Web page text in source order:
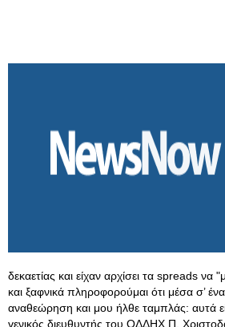
δεκαετίας και είχαν αρχίσει τα spreads
και ξαφνικά πληροφορούμαι ότι μέσα σ’
αναθεώρηση και μου ήλθε ταμπλάς: αυτά
γενικός διευθυντής του ΟΔΔΗΧ Π.